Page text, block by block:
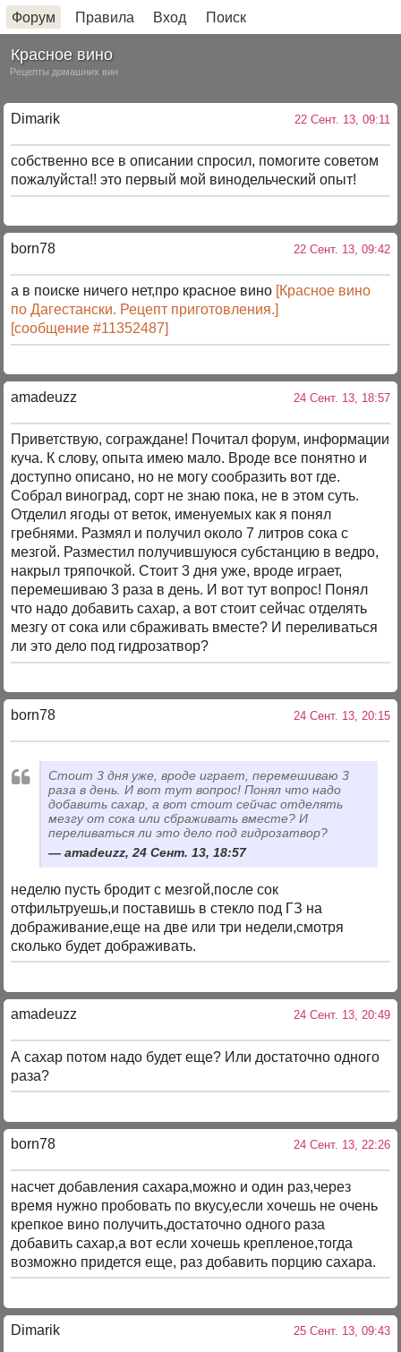
Форум Правила Вход Поиск
Красное вино
Рецепты домашних вин
Dimarik 22 Сент. 13, 09:11
собственно все в описании спросил, помогите советом
пожалуйста!! это первый мой винодельческий опыт!
born78 22 Сент. 13, 09:42
а в поиске ничего нет,про красное вино [Красное вино
по Дагестански. Рецепт приготовления.]
[сообщение #11352487]
amadeuzz 24 Сент. 13, 18:57
Приветствую, сограждане! Почитал форум, информации
куча. К слову, опыта имею мало. Вроде все понятно и
доступно описано, но не могу сообразить вот где.
Собрал виноград, сорт не знаю пока, не в этом суть.
Отделил ягоды от веток, именуемых как я понял
гребнями. Размял и получил около 7 литров сока с
мезгой. Разместил получившуюся субстанцию в ведро,
накрыл тряпочкой. Стоит 3 дня уже, вроде играет,
перемешиваю 3 раза в день. И вот тут вопрос! Понял
что надо добавить сахар, а вот стоит сейчас отделять
мезгу от сока или сбраживать вместе? И переливаться
ли это дело под гидрозатвор?
born78 24 Сент. 13, 20:15
Стоит 3 дня уже, вроде играет, перемешиваю 3
раза в день. И вот тут вопрос! Понял что надо
добавить сахар, а вот стоит сейчас отделять
мезгу от сока или сбраживать вместе? И
переливаться ли это дело под гидрозатвор?
amadeuzz, 24 Сент. 13, 18:57
неделю пусть бродит с мезгой,после сок
отфильтруешь,и поставишь в стекло под ГЗ на
дображивание,еще на две или три недели,смотря
сколько будет дображивать.
amadeuzz 24 Сент. 13, 20:49
А сахар потом надо будет еще? Или достаточно одного
раза?
born78 24 Сент. 13, 22:26
насчет добавления сахара,можно и один раз,через
время нужно пробовать по вкусу,если хочешь не очень
крепкое вино получить,достаточно одного раза
добавить сахар,а вот если хочешь крепленое,тогда
возможно придется еще, раз добавить порцию сахара.
Dimarik 25 Сент. 13, 09:43